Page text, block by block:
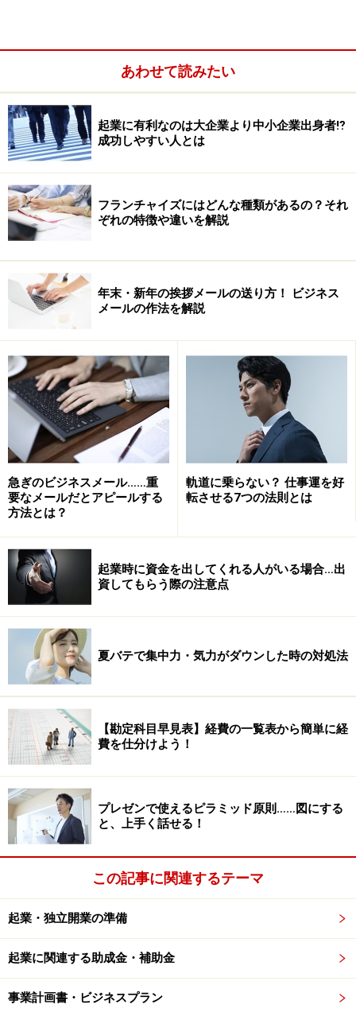
よく受ける質問です。
成功の定義にもいろいろありますが、少なくとも起業し
たあと、会社を5年維持できるかどうかが1つの最低条件
だとしましょう。逆にいうと起業して2年、3年で息絶え
てしまう会社の経営者は失敗してしまったといえるかと
思います。
最近、目立つのは大手企業出身者がこの「失敗」に該当
してしまうのが目立つこと。大企業出身者やMBAホルダ
ー、高学歴な人。これらの人が起業するという世間のイ
メージ。そして、そうとも限らない現実。かなり乖離し
ているなぁと思うのです。
かくいうガイド自身は、財閥系の一部上場企業、中小企
てから起業し、その後、多くの起業家の支援をしてきま
した。それ故、それぞれのいいところ、悪いところはよ
だからこそ語れると思います。その経験、知見をもと
に、失敗の原因、対策を考えていきます。
会社のブランドで仕事をしてきたか
まず、起業前に大手企業の「ブランド」で仕事をしてき
た人は失敗します。起業をすれば、全く無名の会社。今
まで通りに売れるなんて考えること自体、全くのナンセ
ンス。なにせ、そこにはものすごい「落差」が存在して
ります。
あわせて読みたい
起業に有利なのは大企業より中小企業出身者⁉
成功しやすい人とは
フランチャイズにはどんな種類があるの？それ
ぞれの特徴や違いを解説
年末・新年の挨拶メールの送り方！ ビジネス
メールの作法を解説
急ぎのビジネスメール……重
要なメールだとアピールする
方法とは？
軌道に乗らない？ 仕事運を好
転させる7つの法則とは
起業時に資金を出してくれる人がいる場合…出
資してもらう際の注意点
夏バテで集中力・気力がダウンした時の対処法
【勘定科目早見表】経費の一覧表から簡単に経
費を仕分けよう！
プレゼンで使えるピラミッド原則……図にする
と、上手く話せる！
この記事に関連するテーマ
起業・独立開業の準備
起業に関連する助成金・補助金
事業計画書・ビジネスプラン